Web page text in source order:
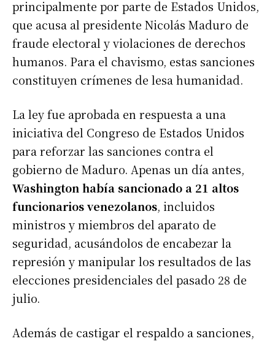
principalmente por parte de Estados Unidos,
que acusa al presidente Nicolás Maduro de
fraude electoral y violaciones de derechos
humanos. Para el chavismo, estas sanciones
constituyen crímenes de lesa humanidad.
La ley fue aprobada en respuesta a una
iniciativa del Congreso de Estados Unidos
para reforzar las sanciones contra el
gobierno de Maduro. Apenas un día antes,
Washington había sancionado a 21 altos
funcionarios venezolanos, incluidos
ministros y miembros del aparato de
seguridad, acusándolos de encabezar la
represión y manipular los resultados de las
elecciones presidenciales del pasado 28 de
julio.
Además de castigar el respaldo a sanciones,